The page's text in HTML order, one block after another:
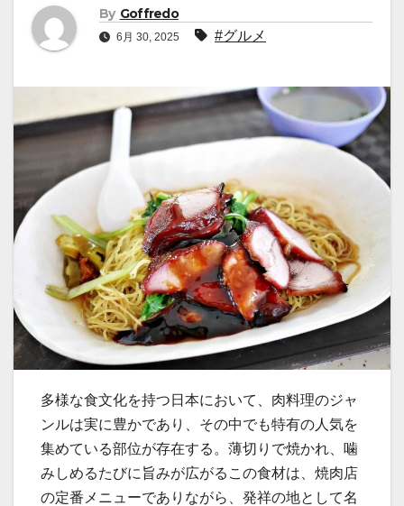
By Goffredo
6月 30, 2025 #グルメ
多様な食文化を持つ日本において、肉料理のジャ
ンルは実に豊かであり、その中でも特有の人気を
集めている部位が存在する。 薄切りで焼かれ、噛
みしめるたびに旨みが広がるこの食材は、焼肉店
の定番メニューでありながら、発祥の地として名